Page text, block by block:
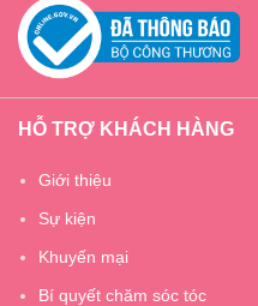
HỖ TRỢ KHÁCH HÀNG
Giới thiệu
Sự kiện
Khuyến mại
Bí quyết chăm sóc tóc